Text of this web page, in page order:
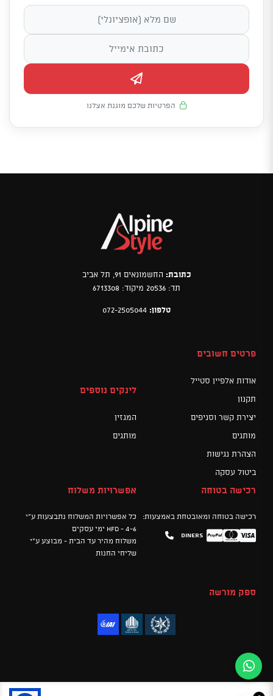
הפרטיות שלכם מוגנת אצלנו
כתובת: החשמונאים 91, תל אביב
תד: 20536 מיקוד: 6713308
טלפון: 072-2505044
פרטים חשובים
אודות אלפיין סטייל
תקנון
יצירת קשר וסניפים
מותגים
הצהרת נגישות
ביטול עסקה
לינקים נוספים
המגזין
מותגים
רכישה בטוחה
רכישה בטוחה ומאובטחת באמצעות:
Visa
Mastercard
PayPal
Diners
אפשרויות משלוח
כל אפשרויות המשלוח נתבצעות ע"י
HFD - 4-6 ימי עסקים
משלוח מהיר עד הבית - מבוצע ע"י
שליחי החנות
ספק מורשה